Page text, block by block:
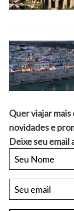
Quer viajar
novidades e
Deixe seu email
e
a
h
f
o